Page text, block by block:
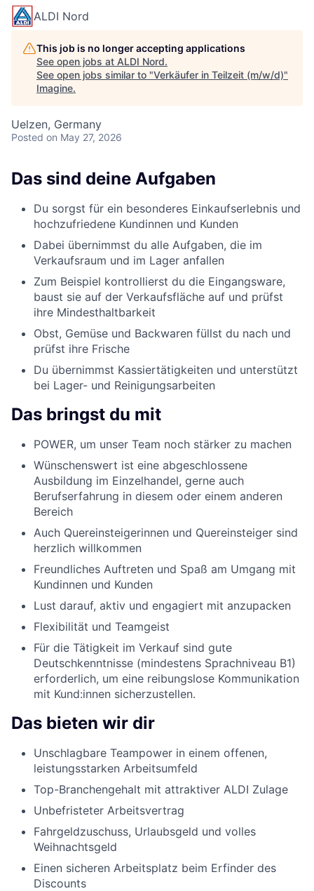
ALDI Nord
This job is no longer accepting applications
See open jobs at ALDI Nord.
See open jobs similar to "Verkäufer in Teilzeit (m/w/d)"
Imagine.
Uelzen, Germany
Posted on May 27, 2026
Das sind deine Aufgaben
Du sorgst für ein besonderes Einkaufserlebnis und
hochzufriedene Kundinnen und Kunden
Dabei übernimmst du alle Aufgaben, die im
Verkaufsraum und im Lager anfallen
Zum Beispiel kontrollierst du die Eingangsware,
baust sie auf der Verkaufsfläche auf und prüfst
ihre Mindesthaltbarkeit
Obst, Gemüse und Backwaren füllst du nach und
prüfst ihre Frische
Du übernimmst Kassiertätigkeiten und unterstützt
bei Lager- und Reinigungsarbeiten
Das bringst du mit
POWER, um unser Team noch stärker zu machen
Wünschenswert ist eine abgeschlossene
Ausbildung im Einzelhandel, gerne auch
Berufserfahrung in diesem oder einem anderen
Bereich
Auch Quereinsteigerinnen und Quereinsteiger sind
herzlich willkommen
Freundliches Auftreten und Spaß am Umgang mit
Kundinnen und Kunden
Lust darauf, aktiv und engagiert mit anzupacken
Flexibilität und Teamgeist
Für die Tätigkeit im Verkauf sind gute
Deutschkenntnisse (mindestens Sprachniveau B1)
erforderlich, um eine reibungslose Kommunikation
mit Kund:innen sicherzustellen.
Das bieten wir dir
Unschlagbare Teampower in einem offenen,
leistungsstarken Arbeitsumfeld
Top-Branchengehalt mit attraktiver ALDI Zulage
Unbefristeter Arbeitsvertrag
Fahrgeldzuschuss, Urlaubsgeld und volles
Weihnachtsgeld
Einen sicheren Arbeitsplatz beim Erfinder des
Discounts